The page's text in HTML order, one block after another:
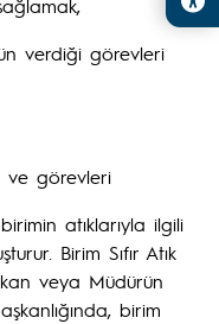
verdiği görevleri
ve görevleri
atıklarıyla ilgili
Birim Sıfır Atık
veya Müdürün
birim